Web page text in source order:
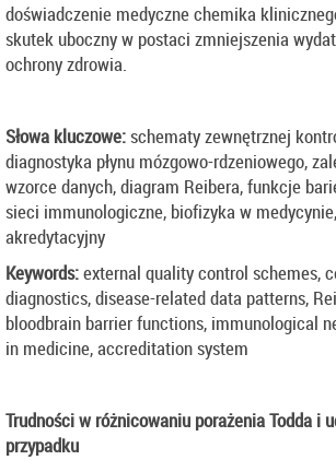
doświadczenie medyczne chemika
skutek uboczny w postaci zmniejszenia
ochrony zdrowia.
Słowa kluczowe:schematy zewnętrznej
diagnostyka płynu mózgowo-rdzeniowego,
wzorce danych, diagram Reibera, funkcje
sieci immunologiczne, biofizyka w
akredytacyjny
Keywords:external quality control schemes,
diagnostics, disease-related data patterns,
bloodbrain barrier functions, immunological
in medicine, accreditation system
Trudności w różnicowaniu porażenia Todda i
przypadku